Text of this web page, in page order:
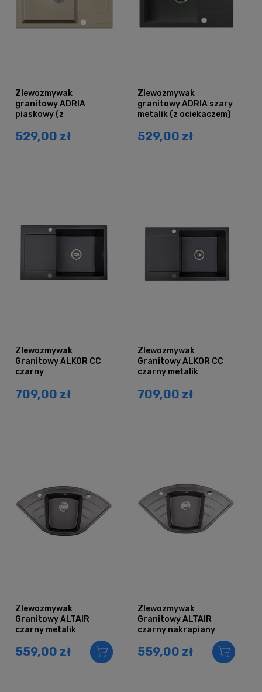
Zlewozmywak
granitowy ADRIA
piaskowy (z
529,00 zł
Zlewozmywak
granitowy ADRIA szary
metalik (z ociekaczem)
529,00 zł
Zlewozmywak
Granitowy ALKOR CC
czarny
709,00 zł
Zlewozmywak
Granitowy ALKOR CC
czarny metalik
709,00 zł
Zlewozmywak
Granitowy ALTAIR
czarny metalik
559,00 zł
Zlewozmywak
Granitowy ALTAIR
czarny nakrapiany
559,00 zł